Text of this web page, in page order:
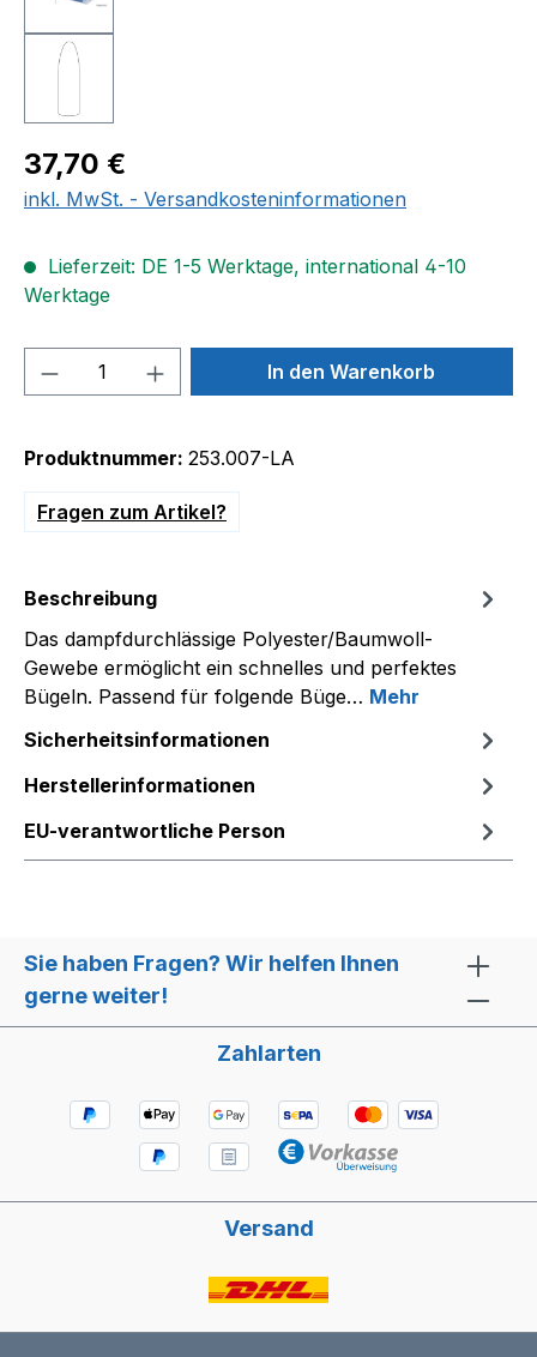
Regulärer Preis:
37,70 €
inkl. MwSt. - Versandkosteninformationen
Lieferzeit: DE 1-5 Werktage, international 4-10
Werktage
Produkt Anzahl: Gib denIn den Warenkorb
Produktnummer: 253.007-LA
Fragen zum Artikel?
Beschreibung
Das dampfdurchlässige Polyester/Baumwoll-
Gewebe ermöglicht ein schnelles und perfektes
Bügeln. Passend für folgende Büge… Mehr
Sicherheitsinformationen
Herstellerinformationen
EU-verantwortliche Person
Sie haben Fragen? Wir helfen Ihnen
gerne weiter!
Zahlarten
Versand